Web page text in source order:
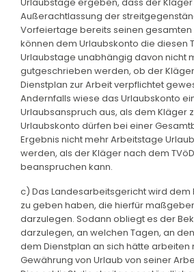
Außerachtlassung der
Vorfeiertage bereits seinen gesamten
können dem Urlaubskonto die diesen
Urlaubstage unabhängig davon nicht
gutgeschrieben werden, ob der
Dienstplan zur Arbeit verpflichtet
Andernfalls wiese das Urlaubskonto
Urlaubsanspruch aus, als dem Kläger
Urlaubskonto dürfen bei einer
Ergebnis nicht mehr Arbeitstage
werden, als der Kläger nach dem
beanspruchen kann.
c) Das Landesarbeitsgericht wird
zu geben haben, die hierfür
darzulegen. Sodann obliegt es der
darzulegen, an welchen Tagen, an
dem Dienstplan an sich hätte arbeiten
Gewährung von Urlaub von seiner